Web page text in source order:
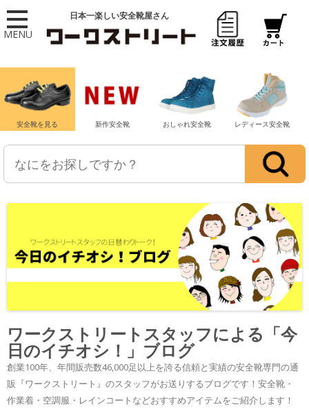
MENU
日本一楽しい安全靴屋さん
安全靴を見る 新作安全靴 おしゃれ安全靴 レディース安全靴
ワークストリートスタッフによる「今
日のイチオシ！」ブログ
創業100年、年間販売数46,000足以上を誇る信頼と実績の安全靴専門の通
販『ワークストリート』のスタッフがお送りするブログです！安全靴・
作業着・空調服・レインコートなどおすすめアイテムをご紹介します！